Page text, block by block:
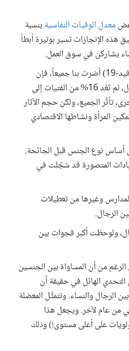
معدل الوفيات النفاسية بنسبة
بالمدارس الثانوية بنسبة 5%. ولكن خطى تحقيق هذه الإنجازات تسير بوتيرة أبطأ
. فمع أن جائحة فيروس كورونا (كوفيد-19) أضرت بنا جميعاً، فإن
تداعياتها لا تُؤثِّر على الجميع بنفس القدر. ففي المناطق النائية والأشد ضعفا في كينيا، على سبيل المثال، لم تَعُد 16% من الفتيات إلى
نسبة التسرب من المدارس في صفوف الفتيان 8%. وبعبارة أخرى، تأثَّر الجميع، ولكن حجم الآثار
المرأة ونشاطها الاقتصادي
للعنف القائم على أساس نوع الجنس قبل الجائحة.
الزيادات المتصورة قد سُجِّلت في
وغيرها من تعطيلات
الرجال.
ولوحظت أكبر فجوات بين
من أن المساواة بين الجنسين
التحدي الهائل في حقيقة أن
الرجال والنساء. وتتمثَّل المعضلة
من عام لآخر. ويجعل هذا
على أعلى مستوى!) وذلك